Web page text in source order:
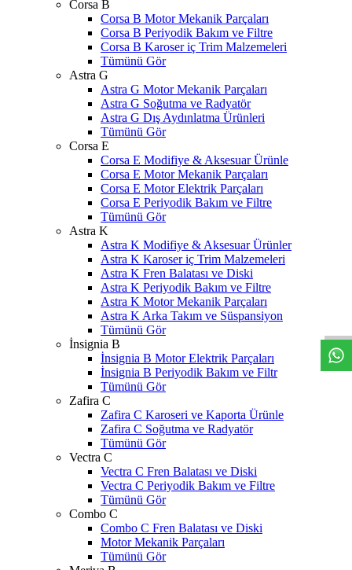
Corsa B
Corsa B Motor Mekanik Parçaları
Corsa B Periyodik Bakım ve Filtre
Corsa B Karoser iç Trim Malzemeleri
Tümünü Gör
Astra G
Astra G Motor Mekanik Parçaları
Astra G Soğutma ve Radyatör
Astra G Dış Aydınlatma Ürünleri
Tümünü Gör
Corsa E
Corsa E Modifiye & Aksesuar Ürünle
Corsa E Motor Mekanik Parçaları
Corsa E Motor Elektrik Parçaları
Corsa E Periyodik Bakım ve Filtre
Tümünü Gör
Astra K
Astra K Modifiye & Aksesuar Ürünler
Astra K Karoser iç Trim Malzemeleri
Astra K Fren Balatası ve Diski
Astra K Periyodik Bakım ve Filtre
Astra K Motor Mekanik Parçaları
Astra K Arka Takım ve Süspansiyon
Tümünü Gör
İnsignia B
İnsignia B Motor Elektrik Parçaları
İnsignia B Periyodik Bakım ve Filtr
Tümünü Gör
Zafira C
Zafira C Karoseri ve Kaporta Ürünle
Zafira C Soğutma ve Radyatör
Tümünü Gör
Vectra C
Vectra C Fren Balatası ve Diski
Vectra C Periyodik Bakım ve Filtre
Tümünü Gör
Combo C
Combo C Fren Balatası ve Diski
Motor Mekanik Parçaları
Tümünü Gör